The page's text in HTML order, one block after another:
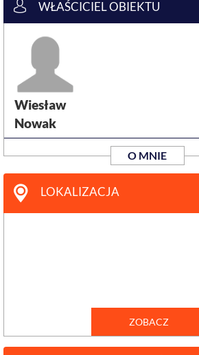
WŁAŚCICIEL OBIEKTU
Wiesław
Nowak
O MNIE
LOKALIZACJA
ZOBACZ